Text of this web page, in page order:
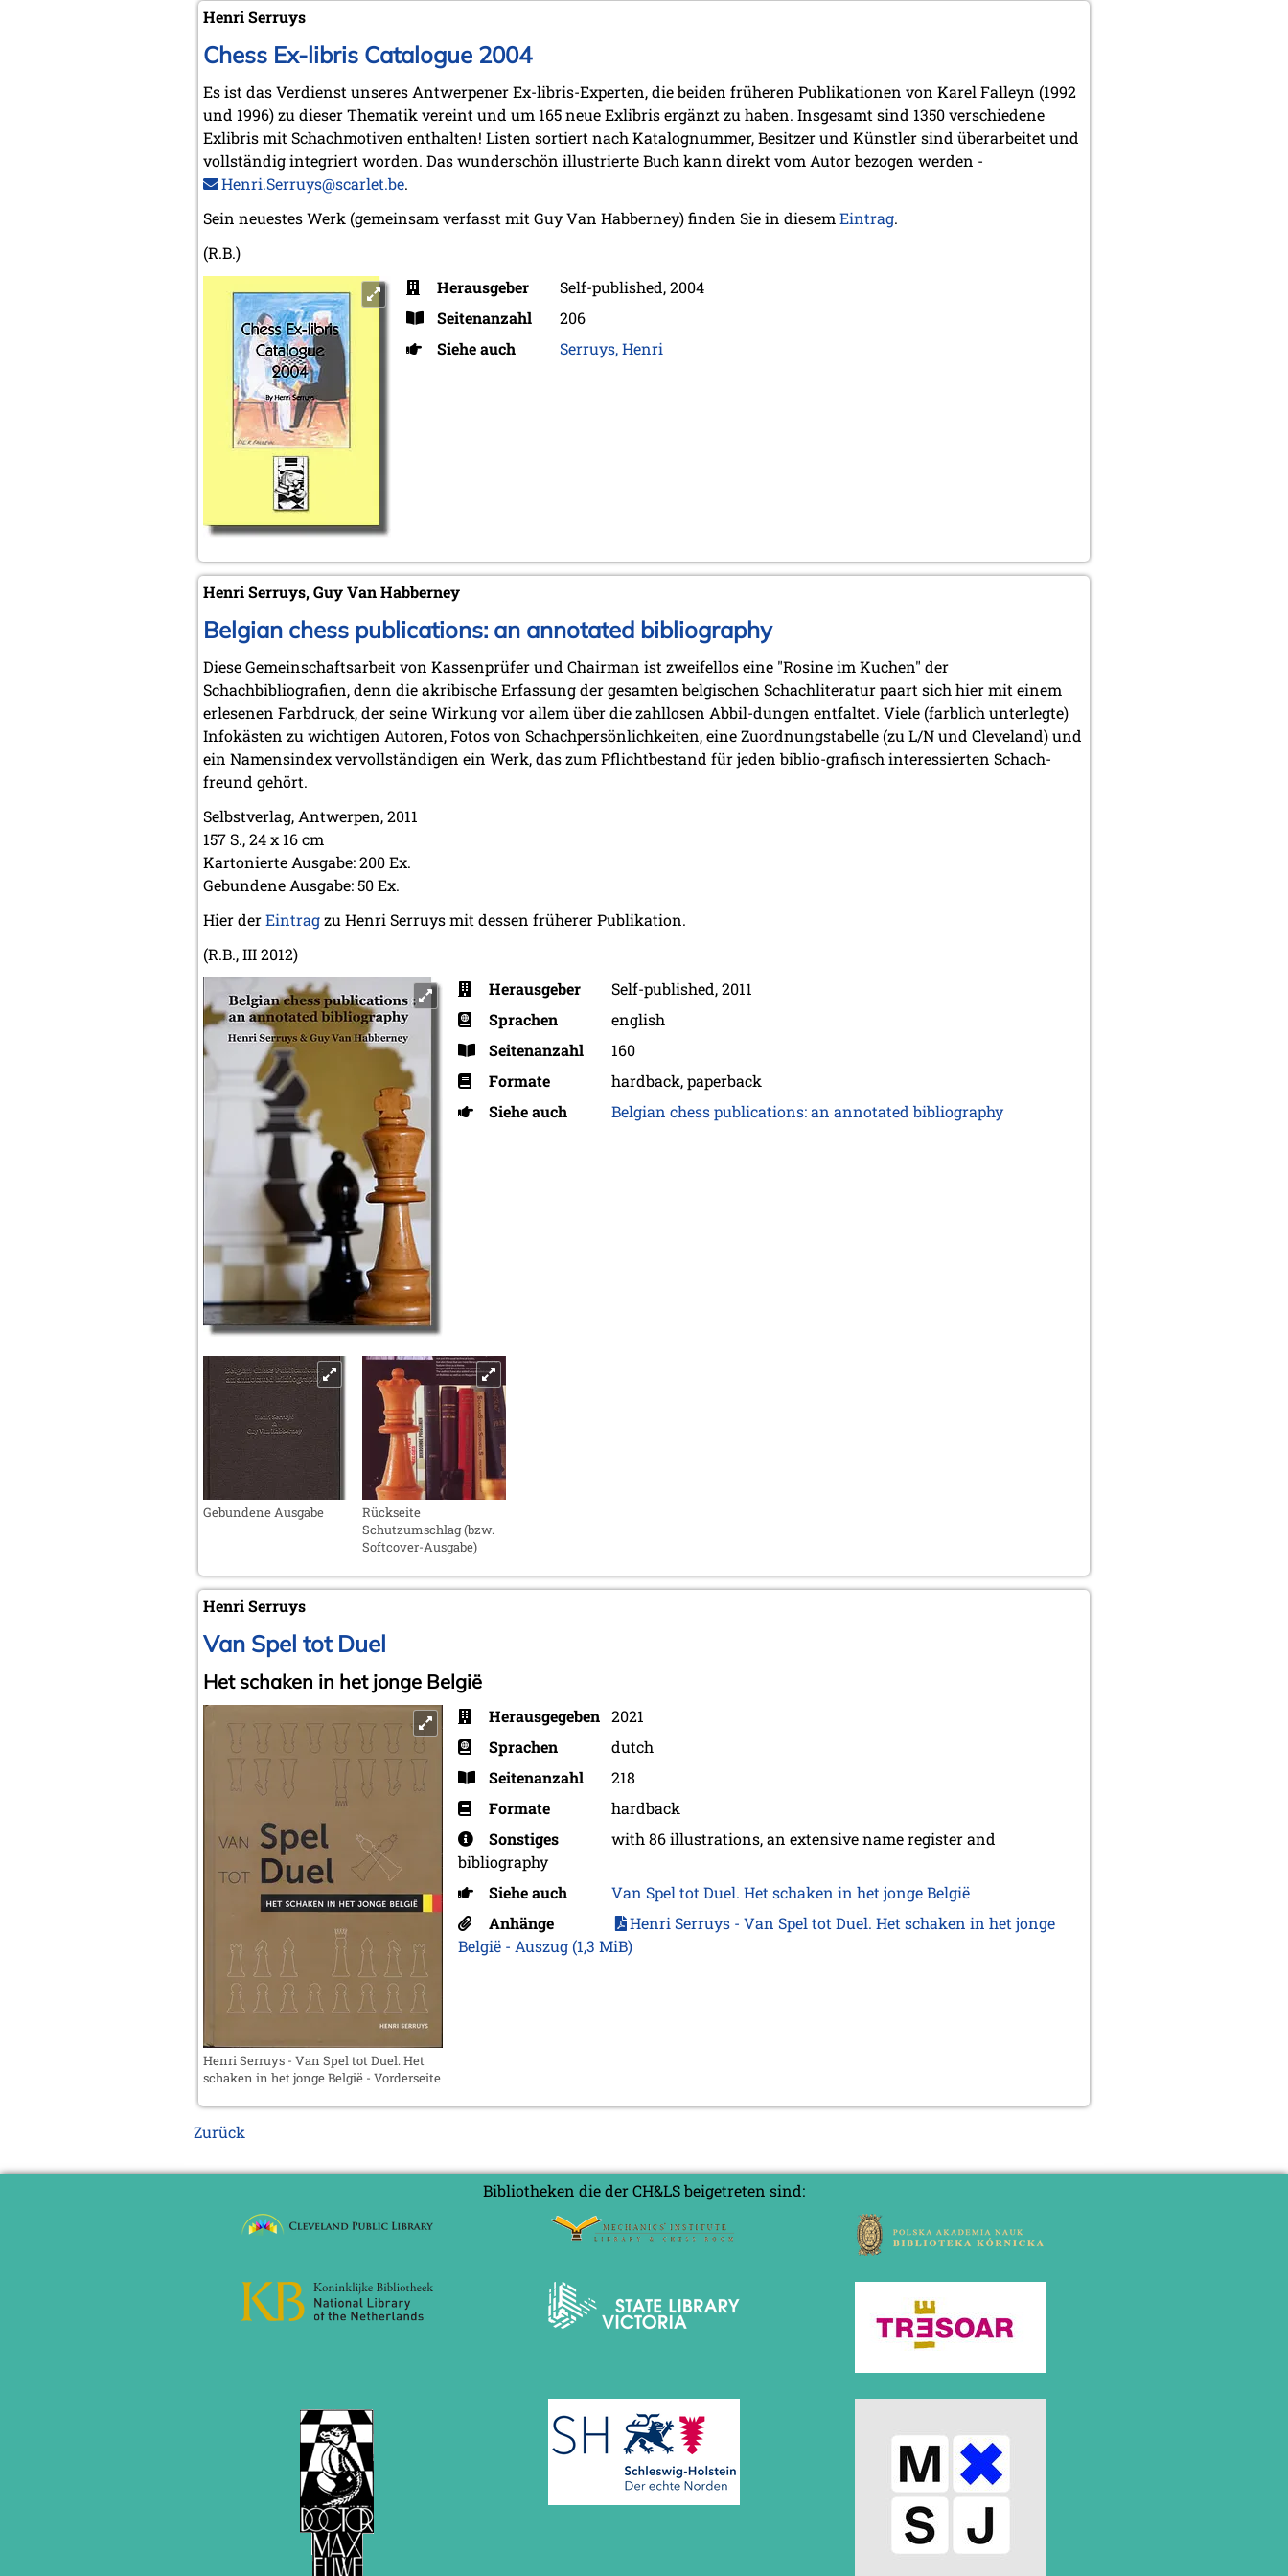
Henri Serruys
Chess Ex-libris Catalogue 2004
Es ist das Verdienst unseres Antwerpener Ex-libris-Experten, die beiden früheren Publikationen von Karel Falleyn (1992
und 1996) zu dieser Thematik vereint und um 165 neue Exlibris ergänzt zu haben. Insgesamt sind 1350 verschiedene
Exlibris mit Schachmotiven enthalten! Listen sortiert nach Katalognummer, Besitzer und Künstler sind überarbeitet und
vollständig integriert worden. Das wunderschön illustrierte Buch kann direkt vom Autor bezogen werden -
Henri.Serruys@scarlet.be.
Sein neuestes Werk (gemeinsam verfasst mit Guy Van Habberney) finden Sie in diesemEintrag.
(R.B.)
Herausgeber
Self-published, 2004
Seitenanzahl
206
Siehe auch
Serruys, Henri
Henri Serruys, Guy Van Habberney
Belgian chess publications: an annotated bibliography
Diese Gemeinschaftsarbeit von Kassenprüfer und Chairman ist zweifellos eine "Rosine im Kuchen" der
Schachbibliografien, denn die akribische Erfassung der gesamten belgischen Schachliteratur paart sich hier mit einem
erlesenen Farbdruck, der seine Wirkung vor allem über die zahllosen Abbil-dungen entfaltet. Viele (farblich unterlegte)
Infokästen zu wichtigen Autoren, Fotos von Schachpersönlichkeiten, eine Zuordnungstabelle (zu L/N und Cleveland) und
ein Namensindex vervollständigen ein Werk, das zum Pflichtbestand für jeden biblio-grafisch interessierten Schach-
freund gehört.
Selbstverlag, Antwerpen, 2011
157 S., 24 x 16 cm
Kartonierte Ausgabe: 200 Ex.
Gebundene Ausgabe: 50 Ex.
Hier derEintragzu Henri Serruys mit dessen früherer Publikation.
(R.B., III 2012)
Herausgeber
Self-published, 2011
Sprachen
english
Seitenanzahl
160
Formate
hardback, paperback
Siehe auch
Belgian chess publications: an annotated bibliography
Gebundene Ausgabe
Rückseite
Schutzumschlag (bzw.
Softcover-Ausgabe)
Henri Serruys
Van Spel tot Duel
Het schaken in het jonge België
Henri Serruys - Van Spel tot Duel. Het
schaken in het jonge België - Vorderseite
Herausgegeben 2021
Sprachen
dutch
Seitenanzahl
218
Formate
hardback
Sonstiges
with 86 illustrations, an extensive name register and
bibliography
Siehe auch
Van Spel tot Duel. Het schaken in het jonge België
Anhänge
Henri Serruys - Van Spel tot Duel. Het schaken in het jonge
België - Auszug (1,3 MiB)
Zurück
Bibliotheken die der CH&LS beigetreten sind: